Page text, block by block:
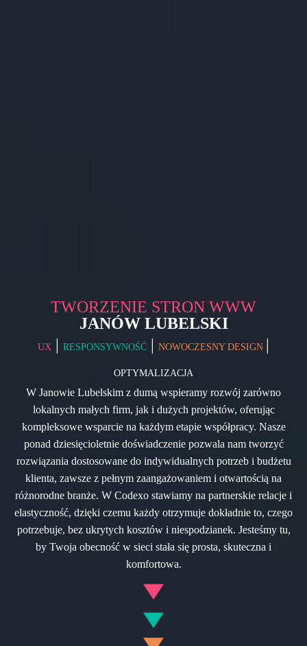
TWORZENIE STRON WWW
JANÓW LUBELSKI
UX | RESPONSYWNOŚĆ | NOWOCZESNY DESIGN |
OPTYMALIZACJA
W Janowie Lubelskim z dumą wspieramy rozwój zarówno
lokalnych małych firm, jak i dużych projektów, oferując
kompleksowe wsparcie na każdym etapie współpracy. Nasze
ponad dziesięcioletnie doświadczenie pozwala nam tworzyć
rozwiązania dostosowane do indywidualnych potrzeb i budżetu
klienta, zawsze z pełnym zaangażowaniem i otwartością na
różnorodne branże. W Codexo stawiamy na partnerskie relacje i
elastyczność, dzięki czemu każdy otrzymuje dokładnie to, czego
potrzebuje, bez ukrytych kosztów i niespodzianek. Jesteśmy tu,
by Twoja obecność w sieci stała się prosta, skuteczna i
komfortowa.